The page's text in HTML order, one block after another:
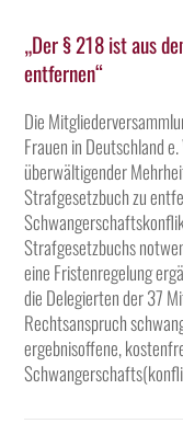
„Der § 218 ist aus
entfernen“
Die
Frauen in Deutschland
überwältigender
Strafgesetzbuch zu
Strafgesetzbuchs
eine Fristenregelung
die Delegierten der 37
Rechtsanspruch
ergebnisoffene,